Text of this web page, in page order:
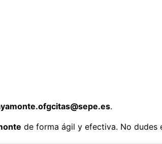
.
de forma ágil y efectiva. No